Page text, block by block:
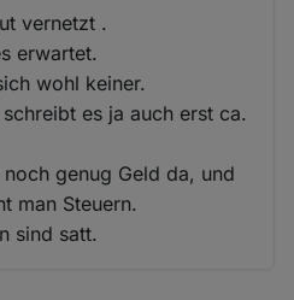
vernetzt .
erwartet.
wohl keiner.
es ja auch erst ca.
genug Geld da, und
man Steuern.
sind satt.